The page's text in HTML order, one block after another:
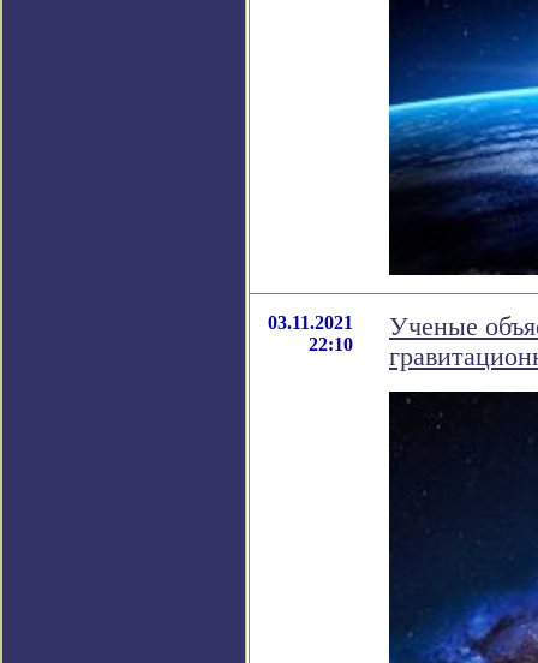
03.11.2021
22:10
Ученые